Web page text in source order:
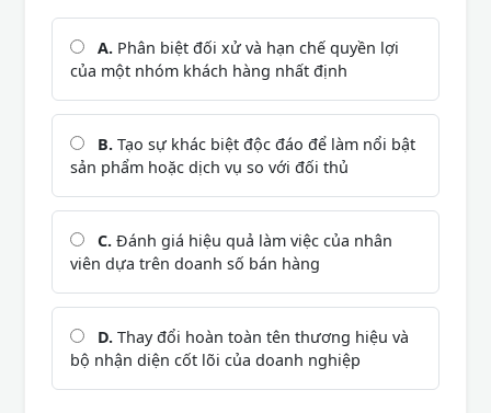
A. Phân biệt đối xử và hạn chế quyền lợi
của một nhóm khách hàng nhất định
B. Tạo sự khác biệt độc đáo để làm nổi bật
sản phẩm hoặc dịch vụ so với đối thủ
C. Đánh giá hiệu quả làm việc của nhân
viên dựa trên doanh số bán hàng
D. Thay đổi hoàn toàn tên thương hiệu và
bộ nhận diện cốt lõi của doanh nghiệp